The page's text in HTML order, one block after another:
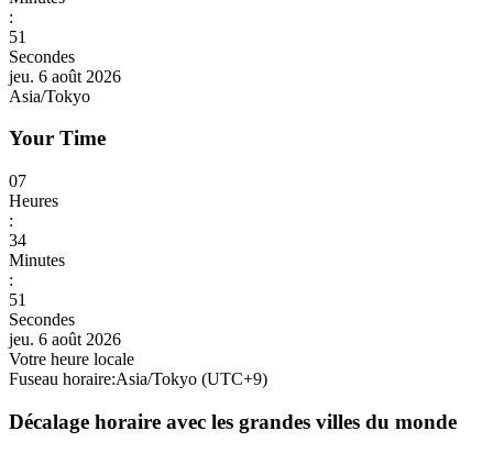
:
53
Secondes
jeu. 6 août 2026
Asia/Tokyo
Your Time
07
Heures
:
34
Minutes
:
53
Secondes
jeu. 6 août 2026
Votre heure locale
Fuseau horaire:Asia/Tokyo (UTC+9)
Décalage horaire avec les grandes villes du monde